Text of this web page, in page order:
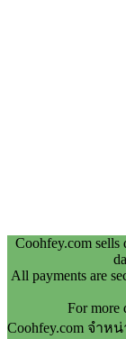
Coohfey.com sells
All payments are
For more
Coohfey.com จำ